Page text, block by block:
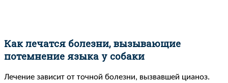
Как лечатся болезни, вызывающие
потемнение языка у собаки
Лечение зависит от точной болезни, вызвавшей цианоз.